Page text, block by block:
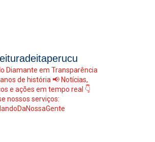
Diamante em Transparência
de história 📢 Notícias,
e ações em tempo real 👇
nossos serviços: